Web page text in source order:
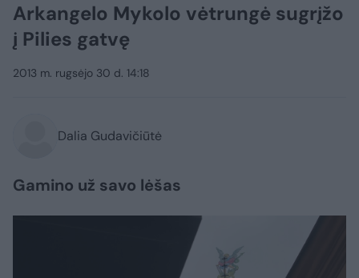
Arkangelo Mykolo vėtrungė sugrįžo
į Pilies gatvę
2013 m. rugsėjo 30 d. 14:18
Dalia Gudavičiūtė
Gamino už savo lėšas